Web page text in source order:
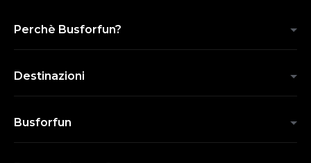
Perchè Busforfun?
Destinazioni
Busforfun